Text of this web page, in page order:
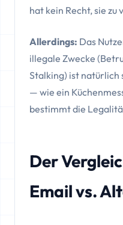
hat kein Recht, sie zu
Allerdings: Das
illegale Zwecke
Stalking) ist natürlich
— wie ein
bestimmt die
Der
Email vs.